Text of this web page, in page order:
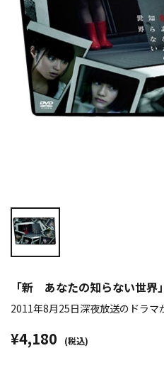
「新 あなたの知らない世界」
2011年8月25日深夜放送のドラマ
¥4,180 (税込)